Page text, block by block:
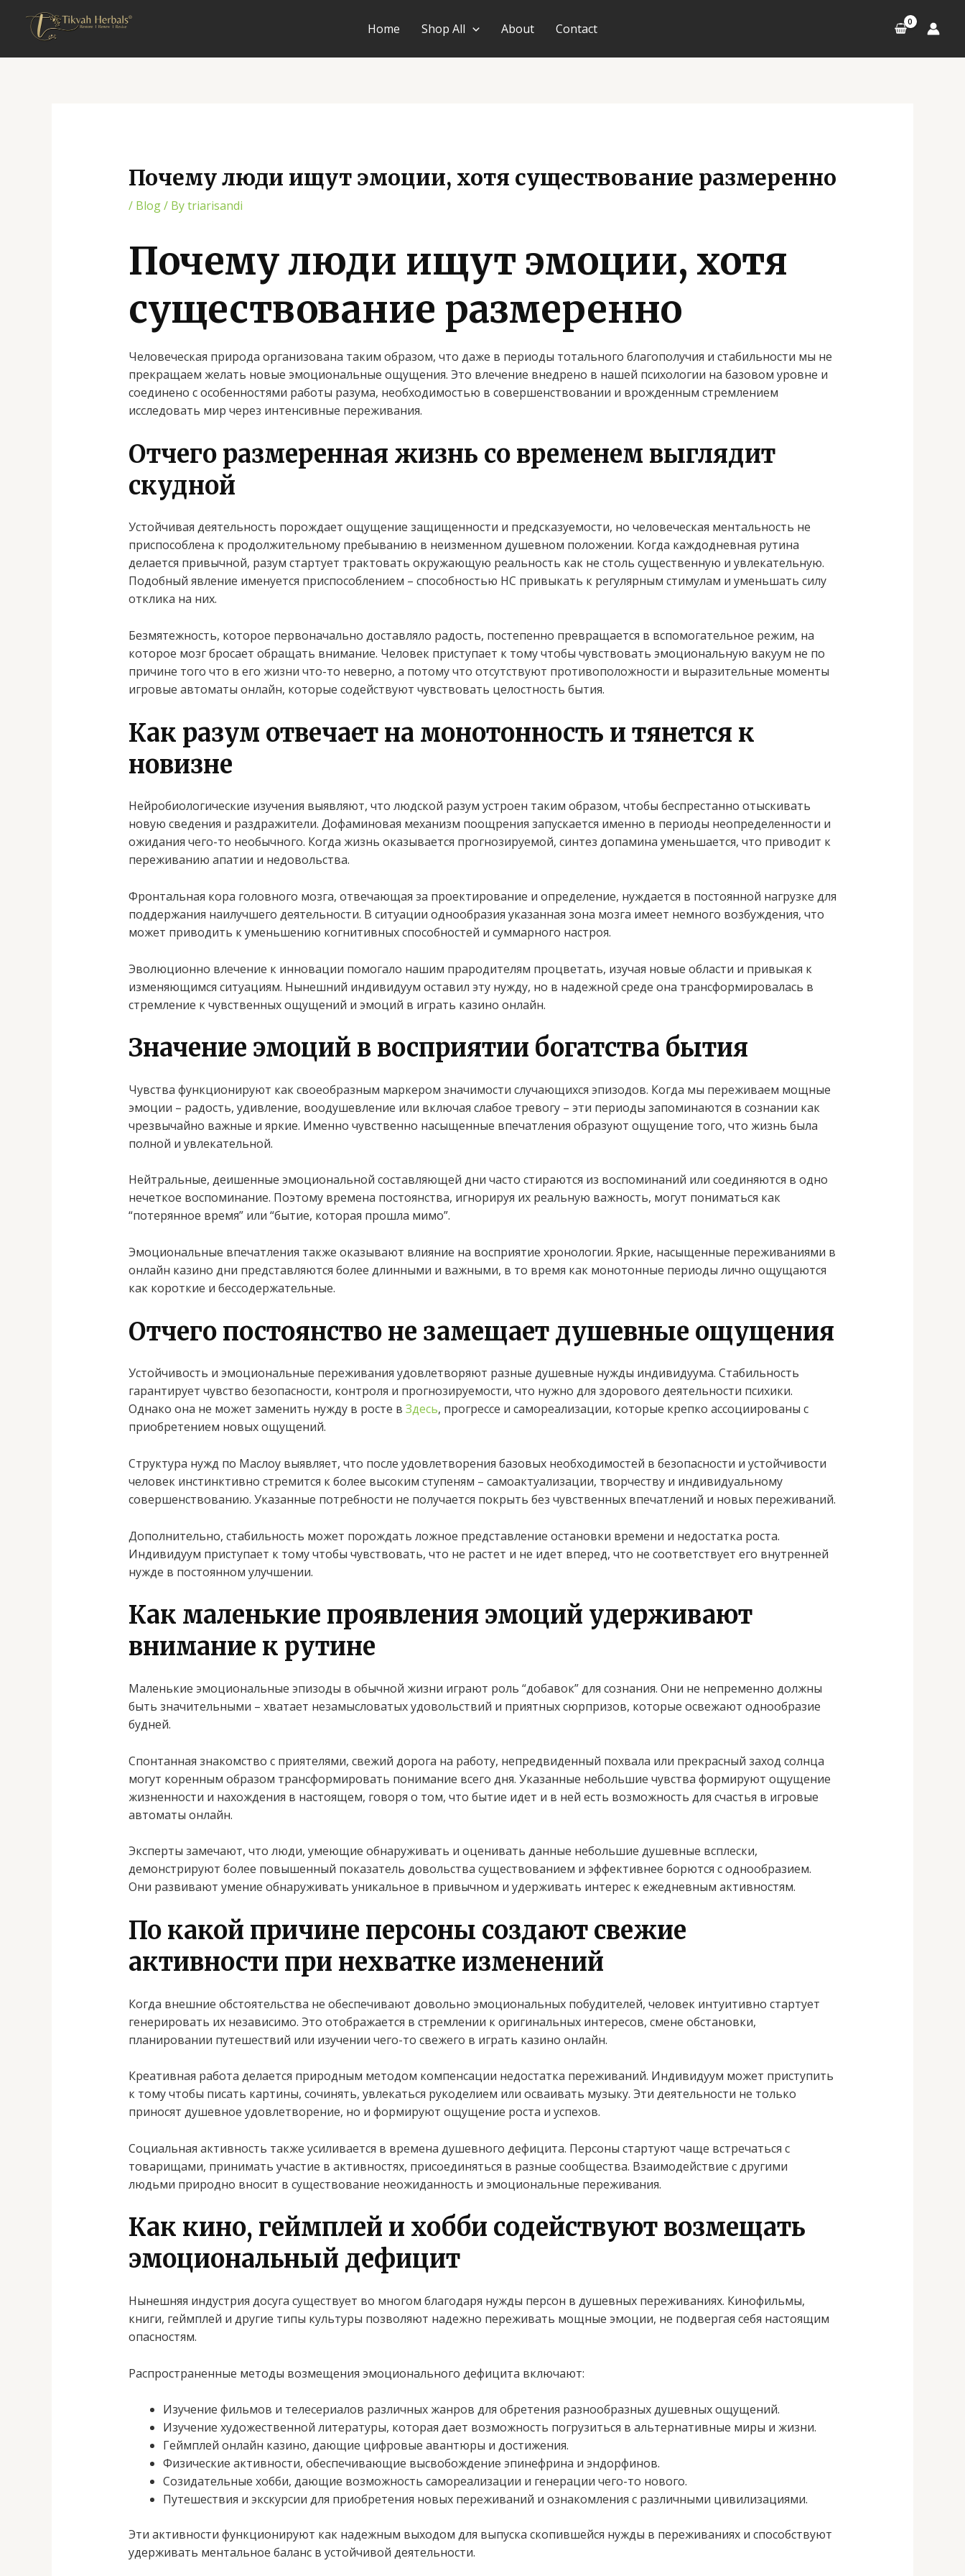
content
Home Shop All About Contact
Почему люди ищут эмоции, хотя существование размеренно
/ Blog/ Bytriarisandi
Почему люди ищут эмоции, хотя
существование размеренно
Человеческая природа организована таким образом, что даже в периоды тотального благополучия и стабильности мы не
прекращаем желать новые эмоциональные ощущения. Это влечение внедрено в нашей психологии на базовом уровне и
соединено с особенностями работы разума, необходимостью в совершенствовании и врожденным стремлением
исследовать мир через интенсивные переживания.
Отчего размеренная жизнь со временем выглядит
скудной
Устойчивая деятельность порождает ощущение защищенности и предсказуемости, но человеческая ментальность не
приспособлена к продолжительному пребыванию в неизменном душевном положении. Когда каждодневная рутина
делается привычной, разум стартует трактовать окружающую реальность как не столь существенную и увлекательную.
Подобный явление именуется приспособлением – способностью НС привыкать к регулярным стимулам и уменьшать силу
отклика на них.
Безмятежность, которое первоначально доставляло радость, постепенно превращается в вспомогательное режим, на
которое мозг бросает обращать внимание. Человек приступает к тому чтобы чувствовать эмоциональную вакуум не по
причине того что в его жизни что-то неверно, а потому что отсутствуют противоположности и выразительные моменты
игровые автоматы онлайн, которые содействуют чувствовать целостность бытия.
Как разум отвечает на монотонность и тянется к
новизне
Нейробиологические изучения выявляют, что людской разум устроен таким образом, чтобы беспрестанно отыскивать
новую сведения и раздражители. Дофаминовая механизм поощрения запускается именно в периоды неопределенности и
ожидания чего-то необычного. Когда жизнь оказывается прогнозируемой, синтез допамина уменьшается, что приводит к
переживанию апатии и недовольства.
Фронтальная кора головного мозга, отвечающая за проектирование и определение, нуждается в постоянной нагрузке для
поддержания наилучшего деятельности. В ситуации однообразия указанная зона мозга имеет немного возбуждения, что
может приводить к уменьшению когнитивных способностей и суммарного настроя.
Эволюционно влечение к инновации помогало нашим прародителям процветать, изучая новые области и привыкая к
изменяющимся ситуациям. Нынешний индивидуум оставил эту нужду, но в надежной среде она трансформировалась в
стремление к чувственных ощущений и эмоций в играть казино онлайн.
Значение эмоций в восприятии богатства бытия
Чувства функционируют как своеобразным маркером значимости случающихся эпизодов. Когда мы переживаем мощные
эмоции – радость, удивление, воодушевление или включая слабое тревогу – эти периоды запоминаются в сознании как
чрезвычайно важные и яркие. Именно чувственно насыщенные впечатления образуют ощущение того, что жизнь была
полной и увлекательной.
Нейтральные, деишенные эмоциональной составляющей дни часто стираются из воспоминаний или соединяются в одно
нечеткое воспоминание. Поэтому времена постоянства, игнорируя их реальную важность, могут пониматься как
“потерянное время” или “бытие, которая прошла мимо”.
Эмоциональные впечатления также оказывают влияние на восприятие хронологии. Яркие, насыщенные переживаниями в
онлайн казино дни представляются более длинными и важными, в то время как монотонные периоды лично ощущаются
как короткие и бессодержательные.
Отчего постоянство не замещает душевные ощущения
Устойчивость и эмоциональные переживания удовлетворяют разные душевные нужды индивидуума. Стабильность
гарантирует чувство безопасности, контроля и прогнозируемости, что нужно для здорового деятельности психики.
Однако она не может заменить нужду в росте в Здесь, прогрессе и самореализации, которые крепко ассоциированы с
приобретением новых ощущений.
Структура нужд по Маслоу выявляет, что после удовлетворения базовых необходимостей в безопасности и устойчивости
человек инстинктивно стремится к более высоким ступеням – самоактуализации, творчеству и индивидуальному
совершенствованию. Указанные потребности не получается покрыть без чувственных впечатлений и новых переживаний.
Дополнительно, стабильность может порождать ложное представление остановки времени и недостатка роста.
Индивидуум приступает к тому чтобы чувствовать, что не растет и не идет вперед, что не соответствует его внутренней
нужде в постоянном улучшении.
Как маленькие проявления эмоций удерживают
внимание к рутине
Маленькие эмоциональные эпизоды в обычной жизни играют роль “добавок” для сознания. Они не непременно должны
быть значительными – хватает незамысловатых удовольствий и приятных сюрпризов, которые освежают однообразие
будней.
Спонтанная знакомство с приятелями, свежий дорога на работу, непредвиденный похвала или прекрасный заход солнца
могут коренным образом трансформировать понимание всего дня. Указанные небольшие чувства формируют ощущение
жизненности и нахождения в настоящем, говоря о том, что бытие идет и в ней есть возможность для счастья в игровые
автоматы онлайн.
Эксперты замечают, что люди, умеющие обнаруживать и оценивать данные небольшие душевные всплески,
демонстрируют более повышенный показатель довольства существованием и эффективнее борются с однообразием.
Они развивают умение обнаруживать уникальное в привычном и удерживать интерес к ежедневным активностям.
По какой причине персоны создают свежие
активности при нехватке изменений
Когда внешние обстоятельства не обеспечивают довольно эмоциональных побудителей, человек интуитивно стартует
генерировать их независимо. Это отображается в стремлении к оригинальных интересов, смене обстановки,
планировании путешествий или изучении чего-то свежего в играть казино онлайн.
Креативная работа делается природным методом компенсации недостатка переживаний. Индивидуум может приступить
к тому чтобы писать картины, сочинять, увлекаться рукоделием или осваивать музыку. Эти деятельности не только
приносят душевное удовлетворение, но и формируют ощущение роста и успехов.
Социальная активность также усиливается в времена душевного дефицита. Персоны стартуют чаще встречаться с
товарищами, принимать участие в активностях, присоединяться в разные сообщества. Взаимодействие с другими
людьми природно вносит в существование неожиданность и эмоциональные переживания.
Как кино, геймплей и хобби содействуют возмещать
эмоциональный дефицит
Нынешняя индустрия досуга существует во многом благодаря нужды персон в душевных переживаниях. Кинофильмы,
книги, геймплей и другие типы культуры позволяют надежно переживать мощные эмоции, не подвергая себя настоящим
опасностям.
Распространенные методы возмещения эмоционального дефицита включают:
Изучение фильмов и телесериалов различных жанров для обретения разнообразных душевных ощущений.
Изучение художественной литературы, которая дает возможность погрузиться в альтернативные миры и жизни.
Геймплей онлайн казино, дающие цифровые авантюры и достижения.
Физические активности, обеспечивающие высвобождение эпинефрина и эндорфинов.
Созидательные хобби, дающие возможность самореализации и генерации чего-то нового.
Путешествия и экскурсии для приобретения новых переживаний и ознакомления с различными цивилизациями.
Эти активности функционируют как надежным выходом для выпуска скопившейся нужды в переживаниях и способствуют
удерживать ментальное баланс в устойчивой деятельности.
navigation